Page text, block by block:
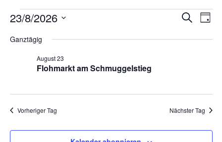
Veranstaltungen
August
2026
und
SucheTag
23/8/2026
wählen.
Ganztägig
Flohmarkt am Schmuggelstieg
August 23
Vorheriger Tag Nächster Tag